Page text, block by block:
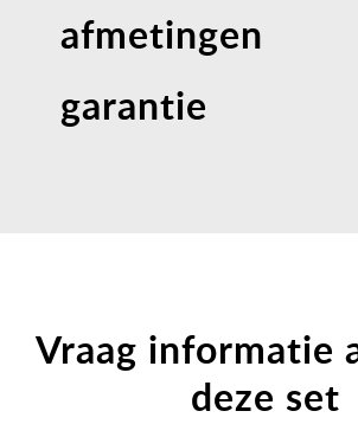
afmetingen
garantie
Vraag informatie
deze set